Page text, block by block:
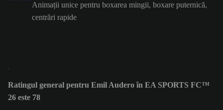
Animații unice pentru boxarea mingii, boxare puternică,
centrări rapide
Ratingul general pentru Emil Audero în EA SPORTS FC™
26 este 78